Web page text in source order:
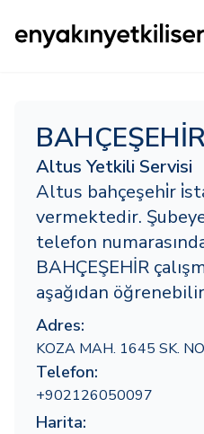
BAHÇEŞEHİR
Altus Yetkili Servisi
Altus bahçeşehi̇r
vermektedir.
telefon
BAHÇEŞEHİR
aşağıdan
Adres:
KOZA MAH. 1645 SK.
Telefon:
+902126050097
Harita: